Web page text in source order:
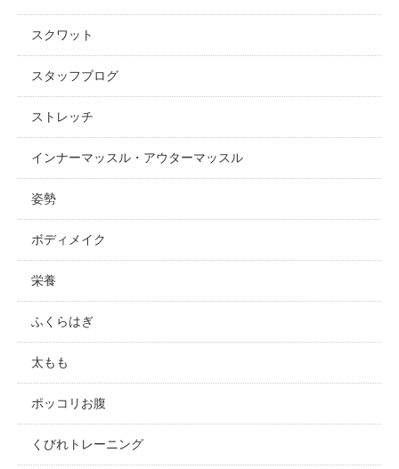
スクワット
スタッフブログ
ストレッチ
インナーマッスル・アウターマッスル
姿勢
ボディメイク
栄養
ふくらはぎ
太もも
ポッコリお腹
くびれトレーニング